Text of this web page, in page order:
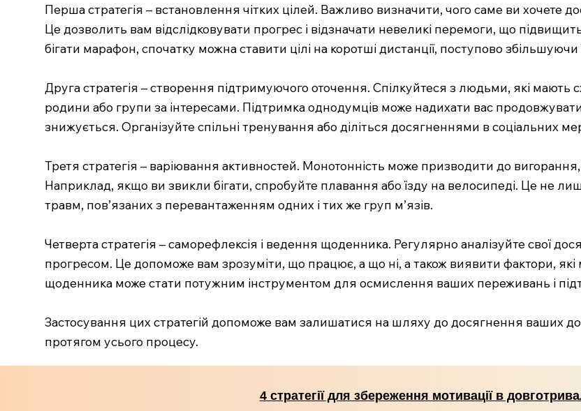
Перша стратегія – встановлення чітких цілей. Важливо визначити, чого саме ви хочете
Це дозволить вам відслідковувати прогрес і відзначати невеликі перемоги, що
бігати марафон, спочатку можна ставити цілі на коротші дистанції, поступово збільшуючи
Друга стратегія – створення підтримуючого оточення. Спілкуйтеся з людьми, які мають
родини або групи за інтересами. Підтримка однодумців може надихати вас
знижується. Організуйте спільні тренування або діліться досягненнями в соціальних
Третя стратегія – варіювання активностей. Монотонність може призводити до
Наприклад, якщо ви звикли бігати, спробуйте плавання або їзду на велосипеді. Це не
травм, пов’язаних з перевантаженням одних і тих же груп м’язів.
Четверта стратегія – саморефлексія і ведення щоденника. Регулярно аналізуйте свої
прогресом. Це допоможе вам зрозуміти, що працює, а що ні, а також виявити фактори,
щоденника може стати потужним інструментом для осмислення ваших переживань і
Застосування цих стратегій допоможе вам залишатися на шляху до досягнення ваших
протягом усього процесу.
4 стратегії для збереження мотивації в